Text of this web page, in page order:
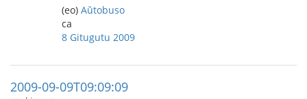
(eo) Aŭtobuso
ca
8 Gitugutu 2009
2009-09-09T09:09:09